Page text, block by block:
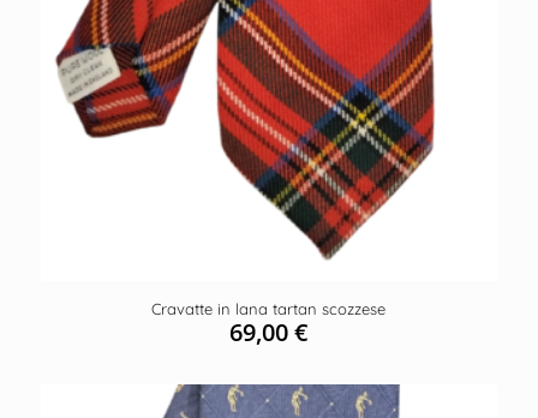
Cravatte in lana tartan scozzese
69,00€